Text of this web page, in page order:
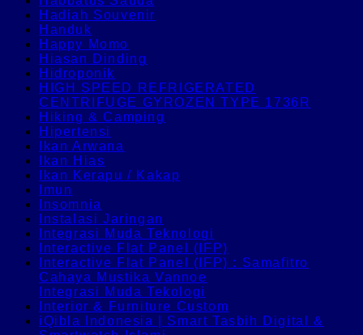
Hadiah Souvenir
Handuk
Happy Momo
Hiasan Dinding
Hidroponik
HIGH SPEED REFRIGERATED
CENTRIFUGE GYROZEN TYPE 1736R
Hiking & Camping
Hipertensi
Ikan Arwana
Ikan Hias
Ikan Kerapu / Kakap
Imun
Insomnia
Instalasi Jaringan
Integrasi Muda Teknologi
Interactive Flat Panel (IFP)
Interactive Flat Panel (IFP) : Samafitro
Cahaya Mustika Vannoe
Integrasi Muda Tekologi
Interior & Furniture Custom
iQibla Indonesia | Smart Tasbih Digital &